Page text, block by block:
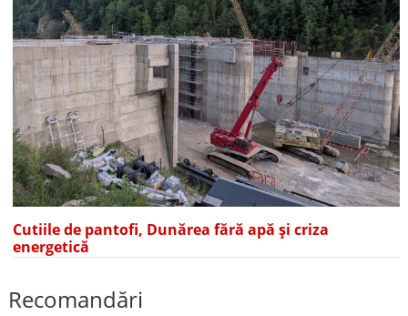
Cutiile de pantofi, Dunărea fără apă și criza
energetică
Recomandări